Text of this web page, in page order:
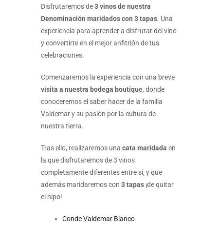
Disfrutaremos de3 vinos de nuestra
Denominación maridados con 3 tapas. Una
experiencia para aprender a disfrutar del vino
y convertirte en el mejor anfitrión de tus
celebraciones.
Comenzaremos la experiencia con una breve
visita a nuestra bodega boutique, donde
conoceremos el saber hacer de la familia
Valdemar y su pasión por la cultura de
nuestra tierra.
Tras ello, realizaremos una cata maridada en
la que disfrutaremos de 3 vinos
completamente diferentes entre sí, y que
además maridaremos con 3 tapas ¡de quitar
el hipo!
Conde Valdemar Blanco